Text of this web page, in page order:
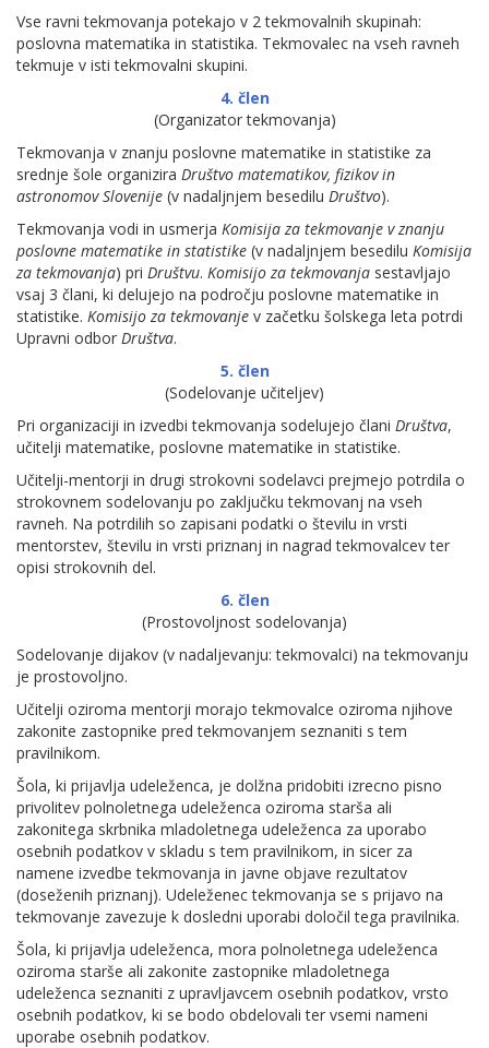
Vse ravni tekmovanja potekajo v 2 tekmovalnih skupinah:
poslovna matematika in statistika. Tekmovalec na vseh ravneh
tekmuje v isti tekmovalni skupini.
4. člen
(Organizator tekmovanja)
Tekmovanja v znanju poslovne matematike in statistike za
srednje šole organizira Društvo matematikov, fizikov in
astronomov Slovenije (v nadaljnjem besedilu Društvo).
Tekmovanja vodi in usmerja Komisija za tekmovanje v znanju
poslovne matematike in statistike (v nadaljnjem besedilu Komisija
za tekmovanja) pri Društvu. Komisijo za tekmovanja sestavljajo
vsaj 3 člani, ki delujejo na področju poslovne matematike in
statistike. Komisijo za tekmovanje v začetku šolskega leta potrdi
Upravni odbor Društva.
5. člen
(Sodelovanje učiteljev)
Pri organizaciji in izvedbi tekmovanja sodelujejo člani Društva,
učitelji matematike, poslovne matematike in statistike.
Učitelji-mentorji in drugi strokovni sodelavci prejmejo potrdila o
strokovnem sodelovanju po zaključku tekmovanj na vseh
ravneh. Na potrdilih so zapisani podatki o številu in vrsti
mentorstev, številu in vrsti priznanj in nagrad tekmovalcev ter
opisi strokovnih del.
6. člen
(Prostovoljnost sodelovanja)
Sodelovanje dijakov (v nadaljevanju: tekmovalci) na tekmovanju
je prostovoljno.
Učitelji oziroma mentorji morajo tekmovalce oziroma njihove
zakonite zastopnike pred tekmovanjem seznaniti s tem
pravilnikom.
Šola, ki prijavlja udeleženca, je dolžna pridobiti izrecno pisno
privolitev polnoletnega udeleženca oziroma starša ali
zakonitega skrbnika mladoletnega udeleženca za uporabo
osebnih podatkov v skladu s tem pravilnikom, in sicer za
namene izvedbe tekmovanja in javne objave rezultatov
(doseženih priznanj). Udeleženec tekmovanja se s prijavo na
tekmovanje zavezuje k dosledni uporabi določil tega pravilnika.
Šola, ki prijavlja udeleženca, mora polnoletnega udeleženca
oziroma starše ali zakonite zastopnike mladoletnega
udeleženca seznaniti z upravljavcem osebnih podatkov, vrsto
osebnih podatkov, ki se bodo obdelovali ter vsemi nameni
uporabe osebnih podatkov.